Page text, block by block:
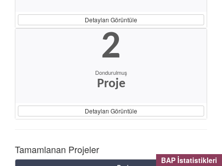
BAP İstatistikleri
Detayları Görüntüle
2
Dondurulmuş
Proje
Detayları Görüntüle
Tamamlanan Projeler